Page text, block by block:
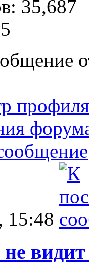
35,687
профиля
15:48
видит